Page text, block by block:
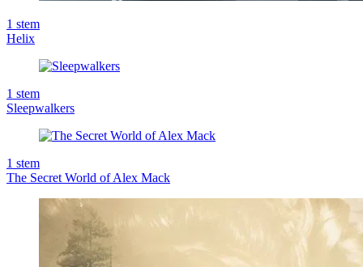
1 stem
Helix
1 stem
Sleepwalkers
1 stem
The Secret World of Alex Mack